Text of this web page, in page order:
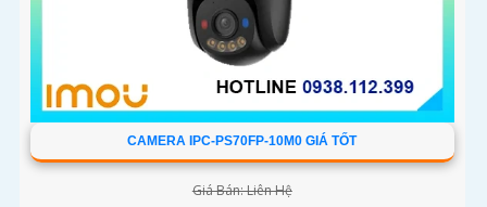
CAMERA IPC-PS70FP-10M0 GIÁ TỐT
Giá Bán: Liên Hệ